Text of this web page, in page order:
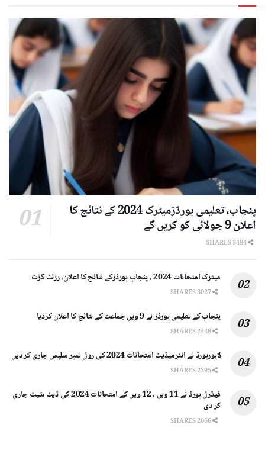
پنجاب، تعلیمی بورڈزمیٹرک 2024 کے نتائج کا
اعلان 9 جولائی کو کریں گے
میٹرک امتحانات 2024 ، پنجاب بورڈزکے نتائج کا اعلان، رزلٹ گزٹ
پنجاب کے تعلیمی بورڈز نے 9 ویں جماعت کے نتائج کا اعلان کردیا
لاہوربورڈ نے انٹرمیڈیٹ امتحانات 2024 کی رول نمبر سلپس جاری کر دیں
فیڈرل بورڈ نے 11 ویں ، 12 ویں کے امتحانات 2024 کی ڈیٹ شیٹ جاری
کر دی